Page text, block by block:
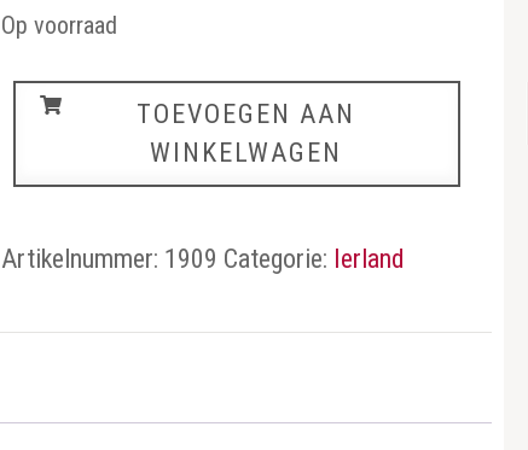
Op voorraad
Ierland
TOEVOEGEN AAN
WINKELWAGEN
Artikelnummer: 1909 Categorie: Ierland